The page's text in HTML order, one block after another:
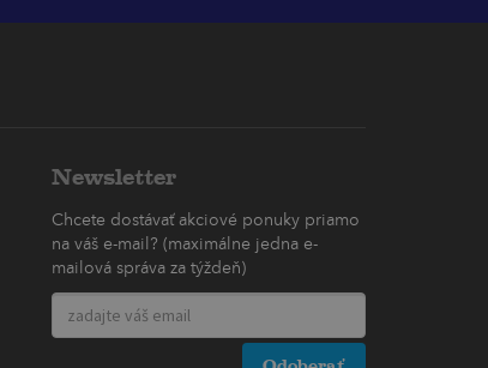
Newsletter
Chcete dostávať akciové ponuky priamo
na váš e-mail? (maximálne jedna e-
mailová správa za týždeň)